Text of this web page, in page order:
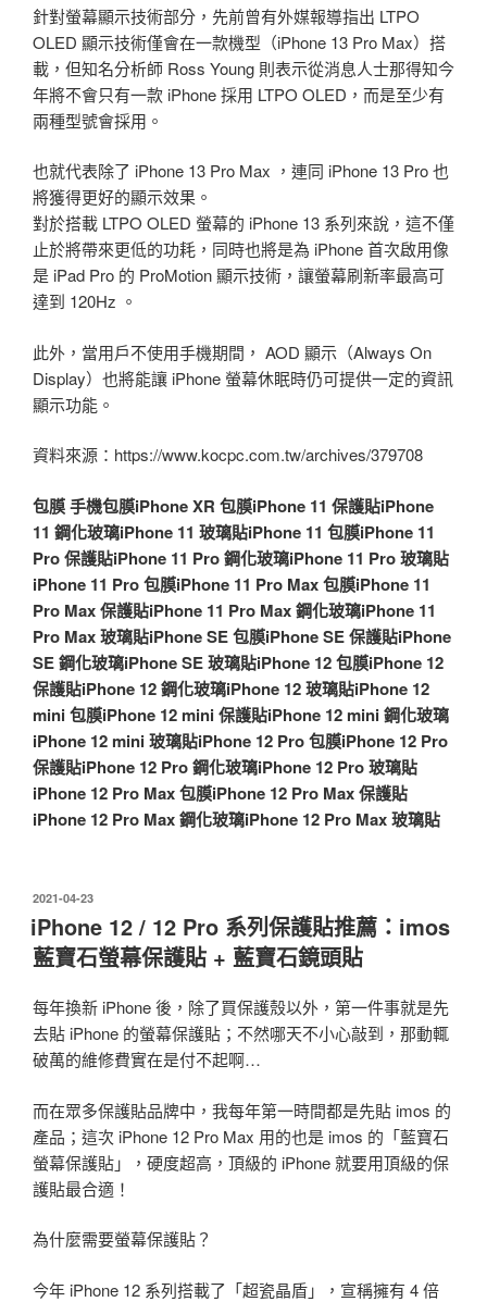
針對螢幕顯示技術部分，先前曾有外媒報導指出 LTPO
OLED 顯示技術僅會在一款機型（iPhone 13 Pro Max）搭
載，但知名分析師 Ross Young 則表示從消息人士那得知今
年將不會只有一款 iPhone 採用 LTPO OLED，而是至少有
兩種型號會採用。
也就代表除了 iPhone 13 Pro Max ，連同 iPhone 13 Pro 也
將獲得更好的顯示效果。
對於搭載 LTPO OLED 螢幕的 iPhone 13 系列來說，這不僅
止於將帶來更低的功耗，同時也將是為 iPhone 首次啟用像
是 iPad Pro 的 ProMotion 顯示技術，讓螢幕刷新率最高可
達到 120Hz 。
此外，當用戶不使用手機期間， AOD 顯示（Always On
Display）也將能讓 iPhone 螢幕休眠時仍可提供一定的資訊
顯示功能。
資料來源：https://www.kocpc.com.tw/archives/379708
包膜手機包膜iPhone XR 包膜iPhone 11 保護貼iPhone
11 鋼化玻璃iPhone 11 玻璃貼iPhone 11 包膜iPhone 11
Pro 保護貼iPhone 11 Pro 鋼化玻璃iPhone 11 Pro 玻璃貼
iPhone 11 Pro 包膜iPhone 11 Pro Max 包膜iPhone 11
Pro Max 保護貼iPhone 11 Pro Max 鋼化玻璃iPhone 11
Pro Max 玻璃貼iPhone SE 包膜iPhone SE 保護貼iPhone
SE 鋼化玻璃iPhone SE 玻璃貼iPhone 12 包膜iPhone 12
保護貼iPhone 12 鋼化玻璃iPhone 12 玻璃貼iPhone 12
mini 包膜iPhone 12 mini 保護貼iPhone 12 mini 鋼化玻璃
iPhone 12 mini 玻璃貼iPhone 12 Pro 包膜iPhone 12 Pro
保護貼iPhone 12 Pro 鋼化玻璃iPhone 12 Pro 玻璃貼
iPhone 12 Pro Max 包膜iPhone 12 Pro Max 保護貼
iPhone 12 Pro Max 鋼化玻璃iPhone 12 Pro Max 玻璃貼
發
佈
於
2021-04-23
iPhone 12 / 12 Pro 系列保護貼推薦：imos
藍寶石螢幕保護貼 + 藍寶石鏡頭貼
每年換新 iPhone 後，除了買保護殼以外，第一件事就是先
去貼 iPhone 的螢幕保護貼；不然哪天不小心敲到，那動輒
破萬的維修費實在是付不起啊…
而在眾多保護貼品牌中，我每年第一時間都是先貼 imos 的
產品；這次 iPhone 12 Pro Max 用的也是 imos 的「藍寶石
螢幕保護貼」，硬度超高，頂級的 iPhone 就要用頂級的保
護貼最合適！
為什麼需要螢幕保護貼？
今年 iPhone 12 系列搭載了「超瓷晶盾」，宣稱擁有 4 倍